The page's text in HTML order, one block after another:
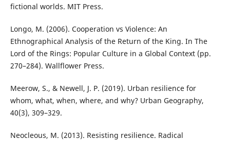
fictional worlds. MIT Press.
Longo, M. (2006). Cooperation vs Violence: An
Ethnographical Analysis of the Return of the King. In The
Lord of the Rings: Popular Culture in a Global Context (pp.
270–284). Wallflower Press.
Meerow, S., & Newell, J. P. (2019). Urban resilience for
whom, what, when, where, and why? Urban Geography,
40(3), 309–329.
Neocleous, M. (2013). Resisting resilience. Radical